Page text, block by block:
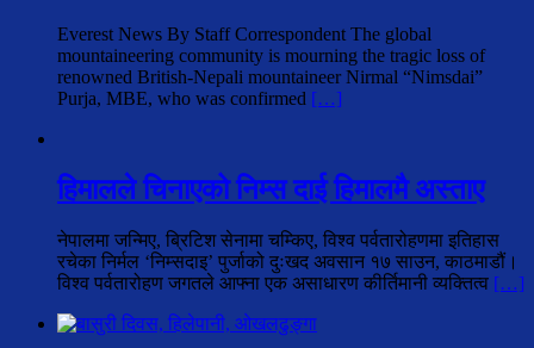
Everest News By Staff Correspondent The global
mountaineering community is mourning the tragic loss of
renowned British-Nepali mountaineer Nirmal “Nimsdai”
Purja, MBE, who was confirmed […]
हिमालले चिनाएको निम्स दाई हिमालमै अस्ताए
नेपालमा जन्मिए, ब्रिटिश सेनामा चम्किए, विश्व पर्वतारोहणमा इतिहास
रचेका निर्मल ‘निम्सदाइ’ पुर्जाको दुःखद अवसान १७ साउन, काठमाडौं।
विश्व पर्वतारोहण जगतले आफ्ना एक असाधारण कीर्तिमानी व्यक्तित्व […]